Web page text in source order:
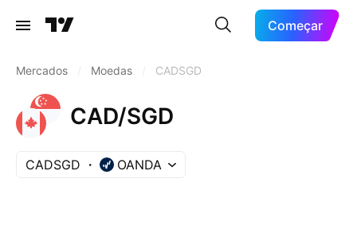
Começar
Mercados Moedas CADSGD
CAD/SGD
CADSGD OANDA